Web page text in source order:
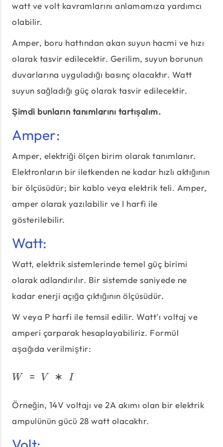
watt ve volt kavramlarını anlamamıza yardımcı
olabilir.
Amper, boru hattından akan suyun hacmi ve hızı
olarak tasvir edilecektir. Gerilim, suyun borunun
duvarlarına uyguladığı basınç olacaktır. Watt
suyun sağladığı güç olarak tasvir edilecektir.
Şimdi bunların tanımlarını tartışalım.
Amper:
Amper, elektriği ölçen birim olarak tanımlanır.
Elektronların bir iletkenden ne kadar hızlı aktığının
bir ölçüsüdür; bir kablo veya elektrik teli. Amper,
amper olarak yazılabilir ve I harfi ile
gösterilebilir.
Watt:
Watt, elektrik sistemlerinde temel güç birimi
olarak adlandırılır. Bir sistemde saniyede ne
kadar enerji açığa çıktığının ölçüsüdür.
W veya P harfi ile temsil edilir. Watt'ı voltaj ve
amperi çarparak hesaplayabiliriz. Formül
aşağıda verilmiştir:
W = V ∗ I
Örneğin, 14V voltajı ve 2A akımı olan bir elektrik
ampulünün gücü 28 watt olacaktır.